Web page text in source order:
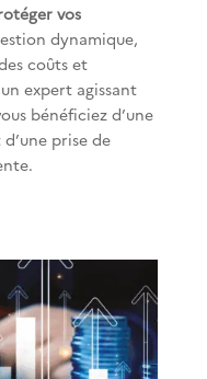
vos
dynamique,
coûts et
expert agissant
bénéficiez d’une
prise de